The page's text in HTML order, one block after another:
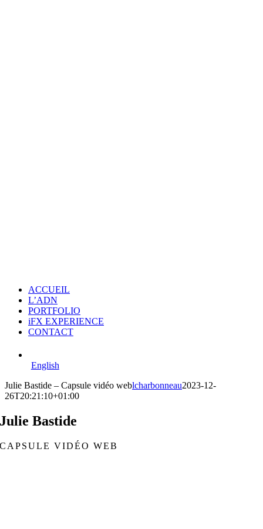
ACCUEIL
L’ADN
PORTFOLIO
iFX EXPERIENCE
CONTACT
English
Julie Bastide – Capsule vidéo weblcharbonneau2023-12-
26T20:21:10+01:00
Julie Bastide
CAPSULE VIDÉO WEB